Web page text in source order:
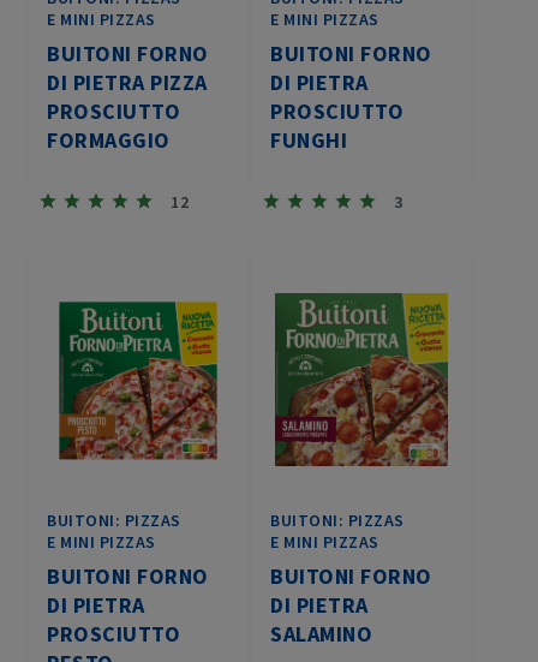
E MINI PIZZAS
BUITONI FORNO
DI PIETRA PIZZA
PROSCIUTTO
FORMAGGIO
12
E MINI PIZZAS
BUITONI FORNO
DI PIETRA
PROSCIUTTO
FUNGHI
3
BUITONI: PIZZAS
E MINI PIZZAS
BUITONI FORNO
DI PIETRA
PROSCIUTTO
BUITONI: PIZZAS
E MINI PIZZAS
BUITONI FORNO
DI PIETRA
SALAMINO